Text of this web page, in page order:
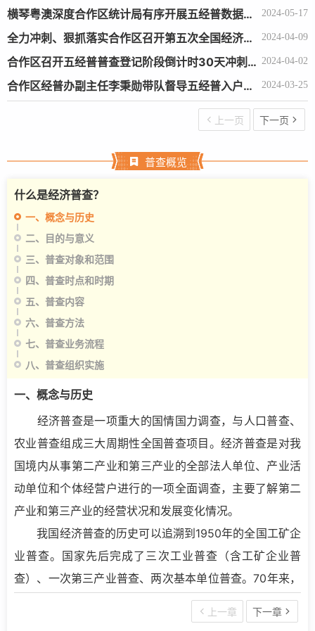
横琴粤澳深度合作区统计局有序开展五经普数据质量审核工作 2024-05-17
全力冲刺、狠抓落实合作区召开第五次全国经济普查调度会 2024-04-09
合作区召开五经普普查登记阶段倒计时30天冲刺大会 2024-04-02
合作区经普办副主任李秉勋带队督导五经普入户登记工作 2024-03-25
上一页 下一页
普查概览
什么是经济普查？
一、概念与历史
二、目的与意义
三、普查对象和范围
四、普查时点和时期
五、普查内容
六、普查方法
七、普查业务流程
八、普查组织实施
一、概念与历史
经济普查是一项重大的国情国力调查，与人口普查、
农业普查组成三大周期性全国普查项目。经济普查是对我
国境内从事第二产业和第三产业的全部法人单位、产业活
动单位和个体经营户进行的一项全面调查，主要了解第二
产业和第三产业的经营状况和发展变化情况。
我国经济普查的历史可以追溯到1950年的全国工矿企
业普查。国家先后完成了三次工业普查（含工矿企业普
查）、一次第三产业普查、两次基本单位普查。70年来，
我国的经济普查制度经历了一个从无到有、从单项到多
项、从不定期到实施周期性普查的演变与发展过程。2004
上一章 下一章